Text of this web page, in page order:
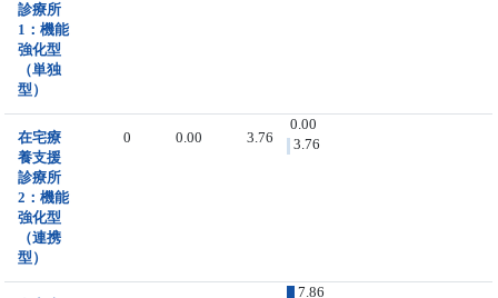
診療所
1：機能
強化型
（単独
型）
在宅療
養支援
診療所
2：機能
強化型
（連携
型）
0 0.00 3.76
0.00
3.76
7.86